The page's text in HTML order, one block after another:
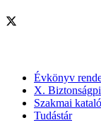
Évkönyv
X.
Szakmai
Tudástár